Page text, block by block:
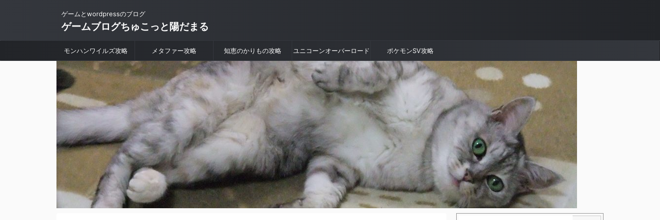
ゲームとwordpressのブログ
ゲームブログちゅこっと陽だまる
モンハンワイルズ攻略 メタファー攻略 知恵のかりもの攻略 ユニコーンオーバーロード ポケモンSV攻略